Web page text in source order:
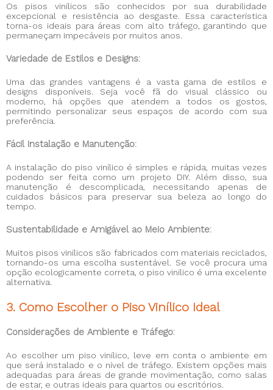
Os pisos vinílicos são conhecidos por sua durabilidade
excepcional e resistência ao desgaste. Essa característica
torna-os ideais para áreas com alto tráfego, garantindo que
permaneçam impecáveis por muitos anos.
Variedade de Estilos e Designs:
Uma das grandes vantagens é a vasta gama de estilos e
designs disponíveis. Seja você fã do visual clássico ou
moderno, há opções que atendem a todos os gostos,
permitindo personalizar seus espaços de acordo com sua
preferência.
Fácil Instalação e Manutenção:
A instalação do piso vinílico é simples e rápida, muitas vezes
podendo ser feita como um projeto DIY. Além disso, sua
manutenção é descomplicada, necessitando apenas de
cuidados básicos para preservar sua beleza ao longo do
tempo.
Sustentabilidade e Amigável ao Meio Ambiente:
Muitos pisos vinílicos são fabricados com materiais reciclados,
tornando-os uma escolha sustentável. Se você procura uma
opção ecologicamente correta, o piso vinílico é uma excelente
alternativa.
3. Como Escolher o Piso Vinílico Ideal
Considerações de Ambiente e Tráfego:
Ao escolher um piso vinílico, leve em conta o ambiente em
que será instalado e o nível de tráfego. Existem opções mais
adequadas para áreas de grande movimentação, como salas
de estar, e outras ideais para quartos ou escritórios.